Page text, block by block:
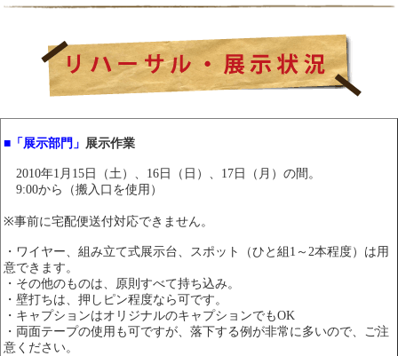
■「展示部門」 展示作業
2010年1月15日（土）、16日（日）、17日（月）の間。
9:00から（搬入口を使用）
※事前に宅配便送付対応できません。
・ワイヤー、組み立て式展示台、スポット（ひと組1～2本程度）は用
意できます。
・その他のものは、原則すべて持ち込み。
・壁打ちは、押しピン程度なら可です。
・キャプションはオリジナルのキャプションでもOK
・両面テープの使用も可ですが、落下する例が非常に多いので、ご注
意ください。